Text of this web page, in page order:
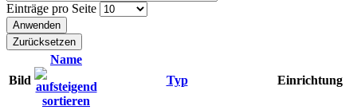
Einträge pro Seite
Bild
Name
Typ
Einrichtung